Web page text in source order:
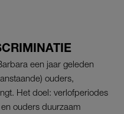
een jaar geleden
ouders,
Het doel: verlofperiodes
ouders duurzaam